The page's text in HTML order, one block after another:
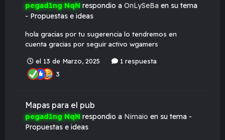
pegad1ng NqNrespondio a OnLySeBa en su tema
- Propuestas e ideas
hola gracias por tu sugerencia lo tendremos en
cuenta gracias por seguir activo wgamers
el 13 de Marzo, 2025
1 respuesta
3
Mapas para el pub
pegad1ng NqNrespondio a Nimaio en su tema -
Propuestas e ideas